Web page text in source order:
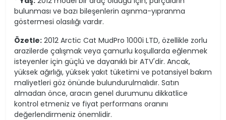
bulunması ve bazı bileşenlerin aşınma-yıpranma
göstermesi olasılığı vardır.
Özetle: 2012 Arctic Cat MudPro 1000i LTD, özellikle zorlu
arazilerde çalışmak veya çamurlu koşullarda eğlenmek
isteyenler için güçlü ve dayanıklı bir ATV'dir. Ancak,
yüksek ağırlığı, yüksek yakıt tüketimi ve potansiyel bakım
maliyetleri göz önünde bulundurulmalıdır. Satın
almadan önce, aracın genel durumunu dikkatlice
kontrol etmeniz ve fiyat performans oranını
değerlendirmeniz önemlidir.